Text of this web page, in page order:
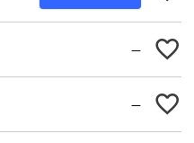
—
—